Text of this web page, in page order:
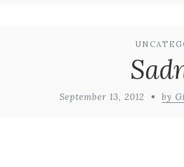
September 13, 2012 by